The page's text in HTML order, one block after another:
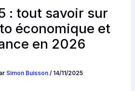
: tout savoir sur
économique et
en 2026
Simon Buisson / 14/11/2025